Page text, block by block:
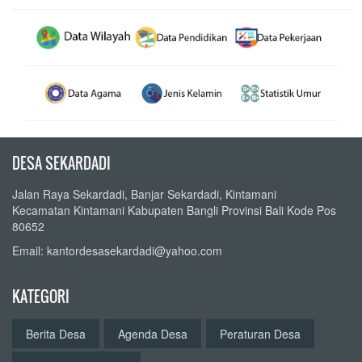
DESA SEKARDADI
Jalan Raya Sekardadi, Banjar Sekardadi, Kintamani
Kecamatan Kintamani Kabupaten Bangli Provinsi Bali Kode Pos
80652
Email: kantordesasekardadi@yahoo.com
KATEGORI
Berita Desa Agenda Desa
Peraturan Desa